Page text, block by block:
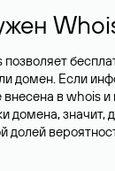
домен. Если
в whois и
домена, значит,
долей